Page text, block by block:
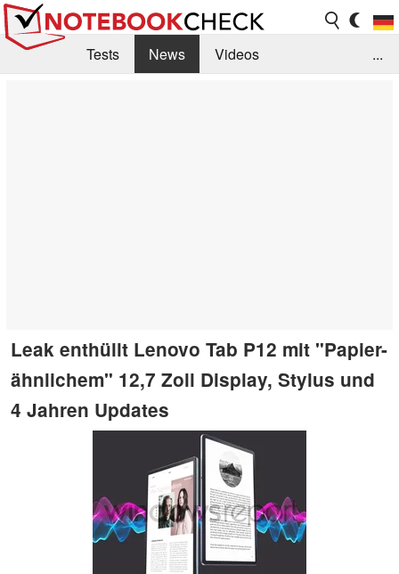
Tests News
Videos
...
Leak enthüllt Lenovo Tab P12 mit "Papier-
ähnlichem" 12,7 Zoll Display, Stylus und
4 Jahren Updates